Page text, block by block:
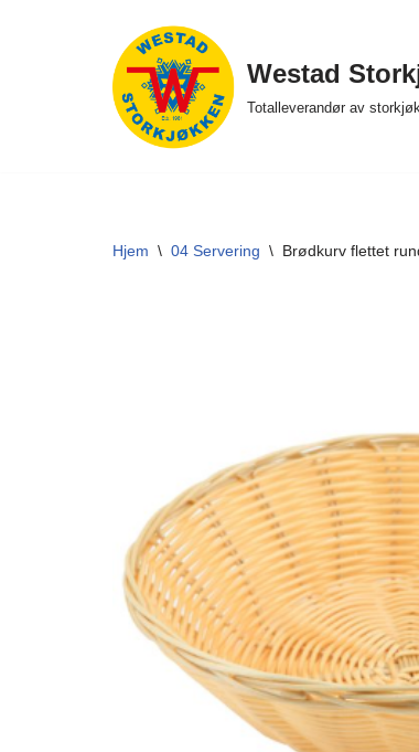
Westad
Totalleverandør av
Hjem \ 04 Servering \ Brødkurv flettet